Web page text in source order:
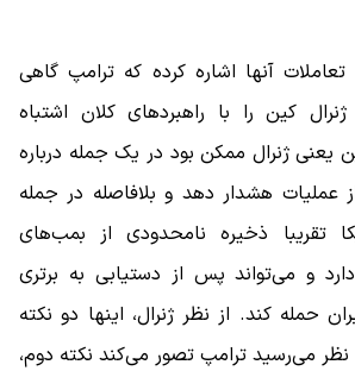
تعاملات آنها اشاره کرده که ترامپ گاهی
کین را با راهبردهای کلان اشتباه
یعنی ژنرال ممکن بود در یک جمله درباره
عملیات هشدار دهد و بلافاصله در جمله
تقریبا ذخیره نامحدودی از بمب‌های
و می‌تواند پس از دستیابی به برتری
حمله کند. از نظر ژنرال، اینها دو نکته
نظر می‌رسید ترامپ تصور می‌کند نکته دوم،